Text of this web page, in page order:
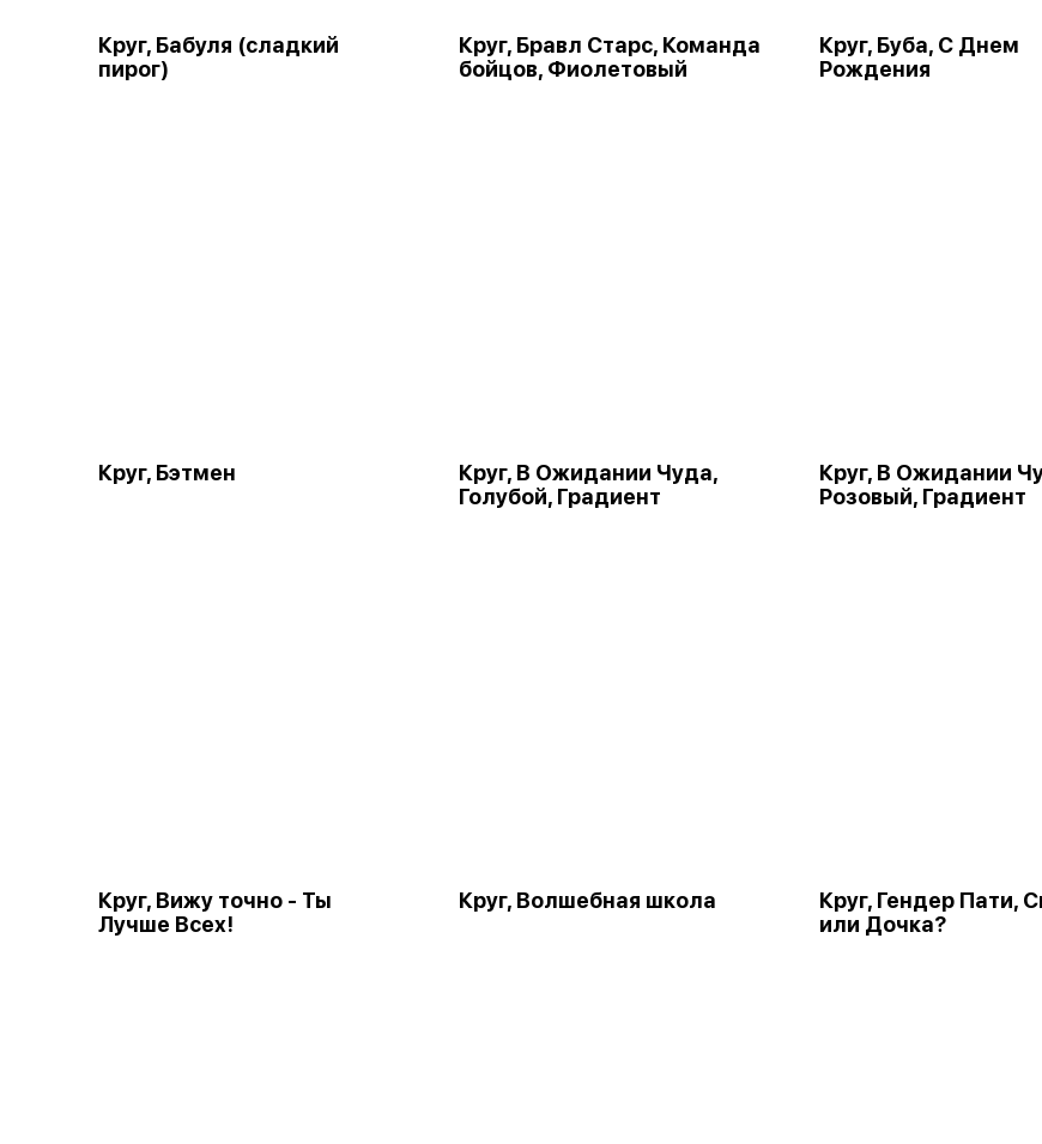
Круг, Бабуля (сладкий
пирог)
Круг, Бравл Старс, Команда
бойцов, Фиолетовый
Круг, Буба, С Днем
Рождения
Круг, Бэтмен
Круг, В Ожидании Чуда,
Голубой, Градиент
Круг, В Ожидании
Розовый, Градиент
Круг, Вижу точно - Ты
Лучше Всех!
Круг, Волшебная школа
Круг, Гендер Пати,
или Дочка?